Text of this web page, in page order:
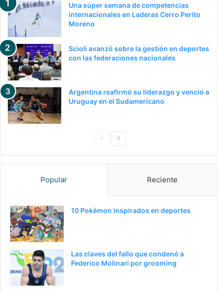
Una súper semana de competencias
internacionales en Laderas Cerro Perito
Moreno
Scioli avanzó sobre la gestión en deportes
con las federaciones nacionales
Argentina reafirmó su liderazgo y venció a
Uruguay en el Sudamericano
g
e
g
p
Popular Reciente
10 Pokémon inspirados en deportes
Las claves del fallo que condenó a
Federico Molinari por grooming